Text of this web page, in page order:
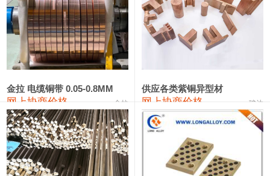
磷铜合金 110,800—117,600 114,200 400
无氧铜丝(硬) 109,710—110,010 109,860
R410A专用紫铜管 113,700—113,700
铸造铝合金锭(A380） 26,300—26,500 26,400 100
铝合金ADC12 24,200—24,400 100
铸造铝合金锭(ZL102) 24,300—24,500 24,400
金拉 电缆铜带 0.05-0.8MM
网上协商价格 金拉
供应各类紫铜异型材
网上协商价格 骏达